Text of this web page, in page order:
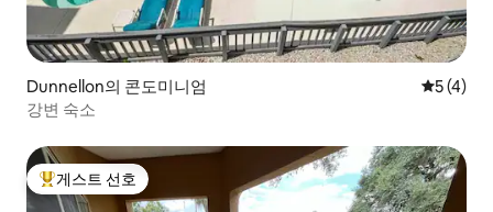
Dunnellon의 콘도미니엄 평점 5점
5 (4)
강변 숙소
상위 게스트 선호
게스트 선호